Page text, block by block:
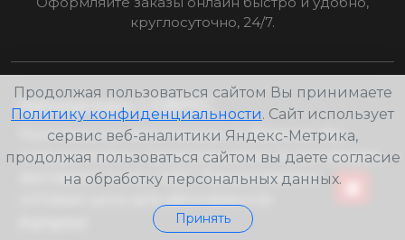
круглосуточно, 24/7.
Автомагазин СЕВРЕС
Комплексное техническое снабжение. Мы
сотрудничаем с организациями по договорам,
выставляя счета с НДС. Предоставляем
Продолжая пользоваться сайтом Вы принимаете
Политику конфиденциальности. Сайт использует
сервис веб-аналитики Яндекс-Метрика,
продолжая пользоваться сайтом вы даете согласие
на обработку персональных данных.
Принять